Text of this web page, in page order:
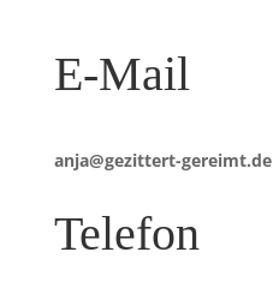
E-Mail
anja@gezittert-gereimt.de
Telefon